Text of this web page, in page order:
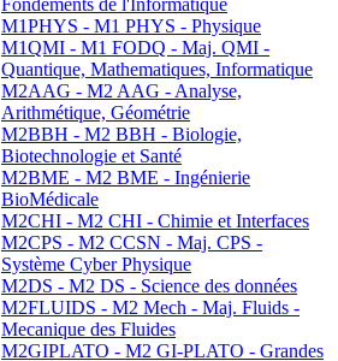
Fondements de l'Informatique
M1PHYS - M1 PHYS - Physique
M1QMI - M1 FODQ - Maj. QMI -
Quantique, Mathematiques, Informatique
M2AAG - M2 AAG - Analyse,
Arithmétique, Géométrie
M2BBH - M2 BBH - Biologie,
Biotechnologie et Santé
M2BME - M2 BME - Ingénierie
BioMédicale
M2CHI - M2 CHI - Chimie et Interfaces
M2CPS - M2 CCSN - Maj. CPS -
Système Cyber Physique
M2DS - M2 DS - Science des données
M2FLUIDS - M2 Mech - Maj. Fluids -
Mecanique des Fluides
M2GIPLATO - M2 GI-PLATO - Grandes